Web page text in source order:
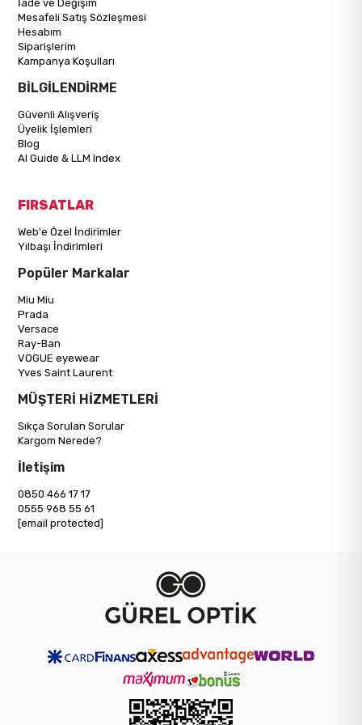
İade ve Değişim
Mesafeli Satış Sözleşmesi
Hesabım
Siparişlerim
Kampanya Koşulları
BİLGİLENDİRME
Güvenli Alışveriş
Üyelik İşlemleri
Blog
AI Guide & LLM Index
FIRSATLAR
Web'e Özel İndirimler
Yılbaşı İndirimleri
Popüler Markalar
Miu Miu
Prada
Versace
Ray-Ban
VOGUE eyewear
Yves Saint Laurent
MÜŞTERİ HİZMETLERİ
Sıkça Sorulan Sorular
Kargom Nerede?
İletişim
0850 466 17 17
0555 968 55 61
[email protected]